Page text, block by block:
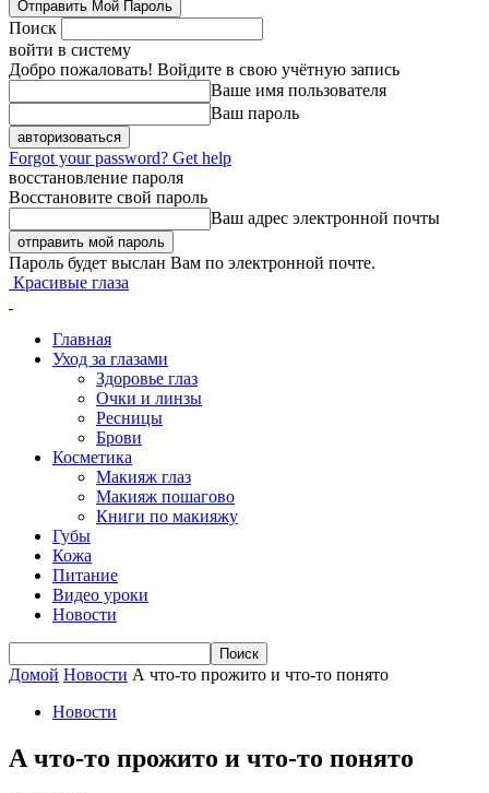
Поиск
войти в систему
Добро пожаловать! Войдите в свою учётную запись
Ваше имя пользователя
Ваш пароль
Forgot your password? Get help
восстановление пароля
Восстановите свой пароль
Ваш адрес электронной почты
Пароль будет выслан Вам по электронной почте.
Красивые глаза
Главная
Уход за глазами
Здоровье глаз
Очки и линзы
Ресницы
Брови
Косметика
Макияж глаз
Макияж пошагово
Книги по макияжу
Губы
Кожа
Питание
Видео уроки
Новости
Домой Новости А что-то прожито и что-то понято
Новости
А что-то прожито и что-то понято